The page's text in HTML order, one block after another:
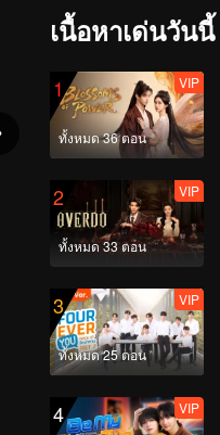
VIP
VIP
VIP
เนื้อหาเด่นวันนี้
1
ทั้งหมด 36 ตอน
VIP
2
ทั้งหมด 33 ตอน
VIP
3
ทั้งหมด 25 ตอน
VIP
4 VIP